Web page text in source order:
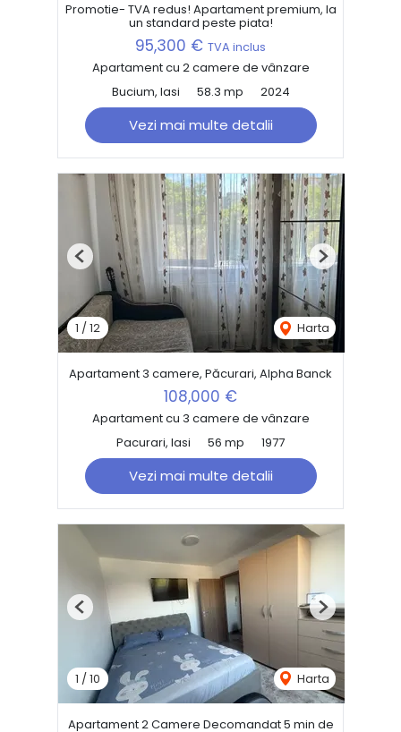
Promotie- TVA redus! Apartament premium, la
un standard peste piata!
95,300 € TVA inclus
Apartament cu 2 camere de vânzare
Bucium, Iasi
58.3 mp 2024
Vezi mai multe detalii
1 /12 Harta
Previous Next
Apartament 3 camere, Păcurari, Alpha Banck
108,000 €
Apartament cu 3 camere de vânzare
Pacurari, Iasi
56 mp 1977
Vezi mai multe detalii
1 /10 Harta
Previous Next
Apartament 2 Camere Decomandat 5 min de